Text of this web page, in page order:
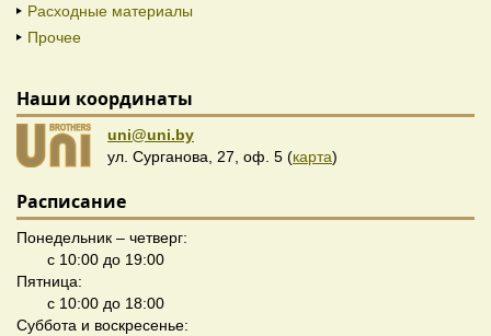
Расходные материалы
Прочее
Наши координаты
uni@uni.by
ул. Сурганова, 27, оф. 5 (карта)
Расписание
Понедельник – четверг:
с 10:00 до 19:00
Пятница:
с 10:00 до 18:00
Суббота и воскресенье: